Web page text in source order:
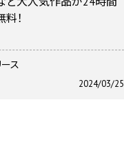
！
2024/03/25
ス